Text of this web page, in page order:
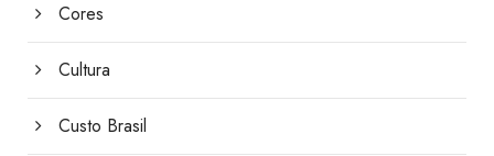
Cores
Cultura
Custo Brasil